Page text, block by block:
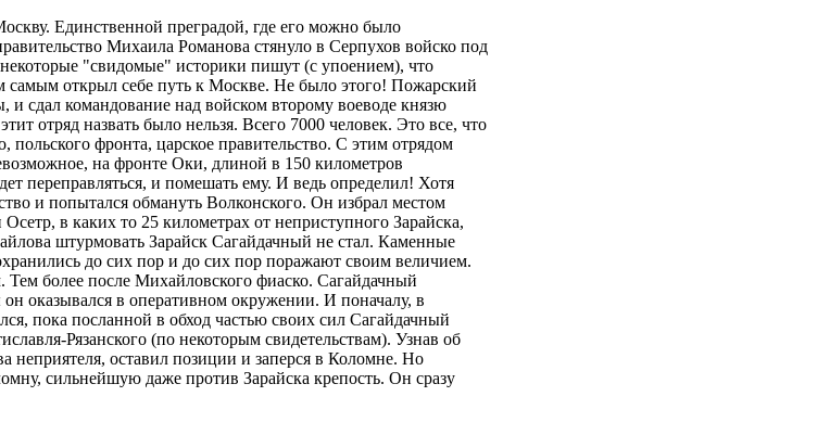
Единственной преградой, где его можно было
Михаила Романова стянуло в Серпухов войско под
"свидомые" историки пишут (с упоением), что
самым открыл себе путь к Москве. Не было этого! Пожарский
и сдал командование над войском второму воеводе князю
отряд назвать было нельзя. Всего 7000 человек. Это все, что
польского фронта, царское правительство. С этим отрядом
на фронте Оки, длиной в 150 километров
переправляться, и помешать ему. И ведь определил! Хотя
и попытался обмануть Волконского. Он избрал местом
в каких то 25 километрах от неприступного Зарайска,
штурмовать Зарайск Сагайдачный не стал. Каменные
до сих пор и до сих пор поражают своим величием.
Тем более после Михайловского фиаско. Сагайдачный
оказывался в оперативном окружении. И поначалу, в
пока посланной в обход частью своих сил Сагайдачный
Рязанского (по некоторым свидетельствам). Узнав об
неприятеля, оставил позиции и заперся в Коломне. Но
сильнейшую даже против Зарайска крепость. Он сразу